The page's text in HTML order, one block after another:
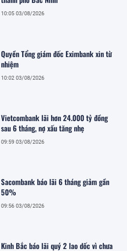
10:05 03/08/2026
Quyền Tổng giám đốc Eximbank xin từ
nhiệm
10:02 03/08/2026
Vietcombank lãi hơn 24.000 tỷ đồng
sau 6 tháng, nợ xấu tăng nhẹ
09:59 03/08/2026
Sacombank báo lãi 6 tháng giảm gần
50%
09:56 03/08/2026
Kinh Bắc báo lãi quý 2 lao dốc vì chưa